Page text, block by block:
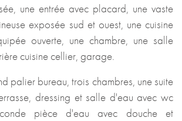
une entrée avec placard, une vaste
exposée sud et ouest, une cuisine
ouverte, une chambre, une salle
cuisine cellier, garage.
palier bureau, trois chambres, une suite
dressing et salle d'eau avec wc
pièce d'eau avec douche et